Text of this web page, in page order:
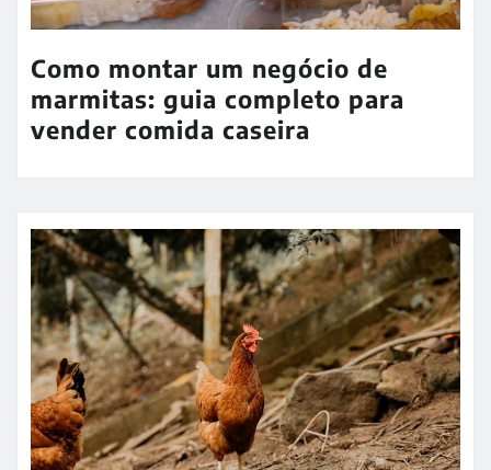
Como montar um negócio de
marmitas: guia completo para
vender comida caseira